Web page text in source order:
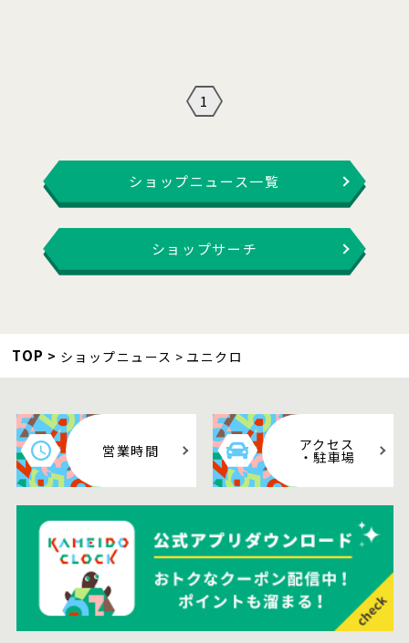
1
ショップニュース一覧
ショップサーチ
TOP ショップニュース ユニクロ
営業時間 アクセス
・駐車場